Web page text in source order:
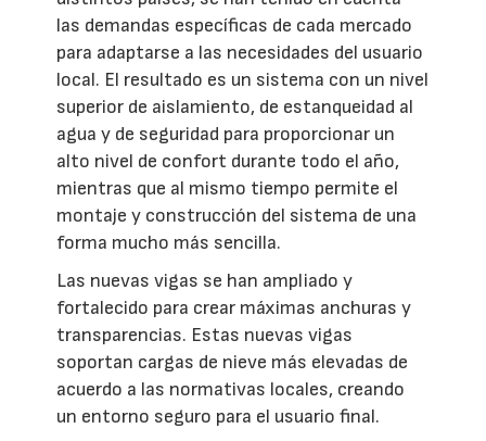
las demandas específicas de cada mercado
para adaptarse a las necesidades del usuario
local. El resultado es un sistema con un nivel
superior de aislamiento, de estanqueidad al
agua y de seguridad para proporcionar un
alto nivel de confort durante todo el año,
mientras que al mismo tiempo permite el
montaje y construcción del sistema de una
forma mucho más sencilla.
Las nuevas vigas se han ampliado y
fortalecido para crear máximas anchuras y
transparencias. Estas nuevas vigas
soportan cargas de nieve más elevadas de
acuerdo a las normativas locales, creando
un entorno seguro para el usuario final.